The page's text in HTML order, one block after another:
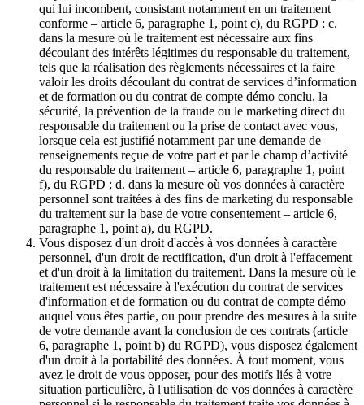
qui lui incombent, consistant notamment en un traitement
conforme – article 6, paragraphe 1, point c), du RGPD ; c.
dans la mesure où le traitement est nécessaire aux fins
découlant des intérêts légitimes du responsable du traitement,
tels que la réalisation des règlements nécessaires et la faire
valoir les droits découlant du contrat de services d’information
et de formation ou du contrat de compte démo conclu, la
sécurité, la prévention de la fraude ou le marketing direct du
responsable du traitement ou la prise de contact avec vous,
lorsque cela est justifié notamment par une demande de
renseignements reçue de votre part et par le champ d’activité
du responsable du traitement – article 6, paragraphe 1, point
f), du RGPD ; d. dans la mesure où vos données à caractère
personnel sont traitées à des fins de marketing du responsable
du traitement sur la base de votre consentement – article 6,
paragraphe 1, point a), du RGPD.
Vous disposez d'un droit d'accès à vos données à caractère
personnel, d'un droit de rectification, d'un droit à l'effacement
et d'un droit à la limitation du traitement. Dans la mesure où le
traitement est nécessaire à l'exécution du contrat de services
d'information et de formation ou du contrat de compte démo
auquel vous êtes partie, ou pour prendre des mesures à la suite
de votre demande avant la conclusion de ces contrats (article
6, paragraphe 1, point b) du RGPD), vous disposez également
d'un droit à la portabilité des données. À tout moment, vous
avez le droit de vous opposer, pour des motifs liés à votre
situation particulière, à l'utilisation de vos données à caractère